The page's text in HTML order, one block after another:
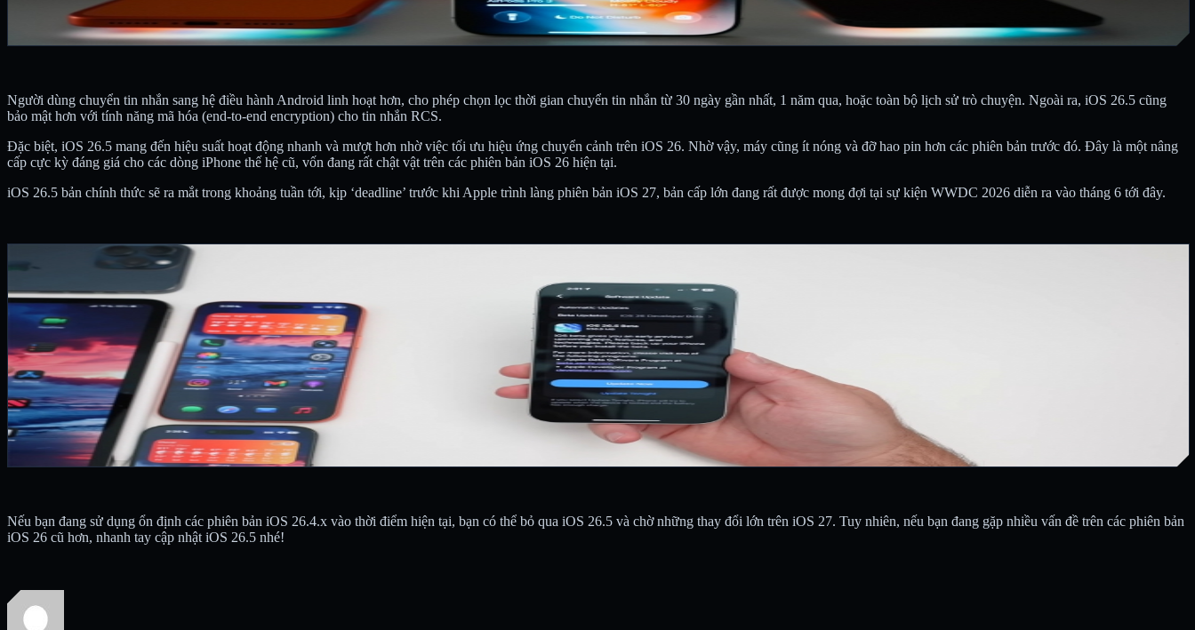
Người dùng chuyển tin nhắn sang hệ điều hành Android linh hoạt hơn, cho phép chọn lọc thời gian chuyển tin nhắn từ 30 ngày gần nhất, 1 năm qua, hoặc toàn bộ lịch sử trò chuyện. Ngoài ra, iOS 26.5 cũng
bảo mật hơn với tính năng mã hóa (end-to-end encryption) cho tin nhắn RCS.
Đặc biệt, iOS 26.5 mang đến hiệu suất hoạt động nhanh và mượt hơn nhờ việc tối ưu hiệu ứng chuyển cảnh trên iOS 26. Nhờ vậy, máy cũng ít nóng và đỡ hao pin hơn các phiên bản trước đó. Đây là một nâng
cấp cực kỳ đáng giá cho các dòng iPhone thế hệ cũ, vốn đang rất chật vật trên các phiên bản iOS 26 hiện tại.
iOS 26.5 bản chính thức sẽ ra mắt trong khoảng tuần tới, kịp ‘deadline’ trước khi Apple trình làng phiên bản iOS 27, bản cấp lớn đang rất được mong đợi tại sự kiện WWDC 2026 diễn ra vào tháng 6 tới đây.
Nếu bạn đang sử dụng ổn định các phiên bản iOS 26.4.x vào thời điểm hiện tại, bạn có thể bỏ qua iOS 26.5 và chờ những thay đổi lớn trên iOS 27. Tuy nhiên, nếu bạn đang gặp nhiều vấn đề trên các phiên bản
iOS 26 cũ hơn, nhanh tay cập nhật iOS 26.5 nhé!